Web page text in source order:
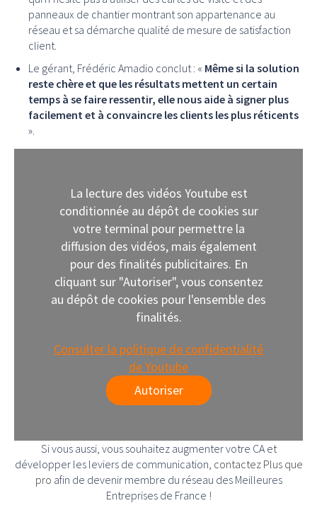
panneaux de chantier montrant son appartenance au
réseau et sa démarche qualité de mesure de satisfaction
client.
Le gérant, Frédéric Amadio conclut : « Même si la solution
reste chère et que les résultats mettent un certain
temps à se faire ressentir, elle nous aide à signer plus
facilement et à convaincre les clients les plus réticents
».
La lecture des vidéos Youtube est
conditionnée au dépôt de cookies sur
votre terminal pour permettre la
diffusion des vidéos, mais également
pour des finalités publicitaires. En
cliquant sur "Autoriser", vous consentez
au dépôt de cookies pour l'ensemble des
finalités.
Consulter la politique de confidentialité
de Youtube
Autoriser
Si vous aussi, vous souhaitez augmenter votre CA et
développer les leviers de communication, contactez Plus que
pro afin de devenir membre du réseau des Meilleures
Entreprises de France !